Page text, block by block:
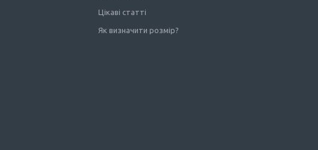
Цікаві статті
Як визначити розмір?